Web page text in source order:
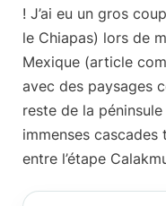
! J’ai eu un gros
le Chiapas) lors de
Mexique (article
avec des paysages
reste de la
immenses
entre l’étape